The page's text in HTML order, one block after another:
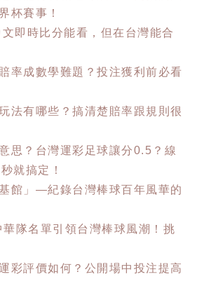
杯賽事！
即時比分能看，但在台灣能合
率成數學難題？投注獲利前必看
法有哪些？搞清楚賠率跟規則很
思？台灣運彩足球讓分0.5？線
就搞定！
基館」—紀錄台灣棒球百年風華的
隊名單引領台灣棒球風潮！挑
彩評價如何？公開場中投注提高